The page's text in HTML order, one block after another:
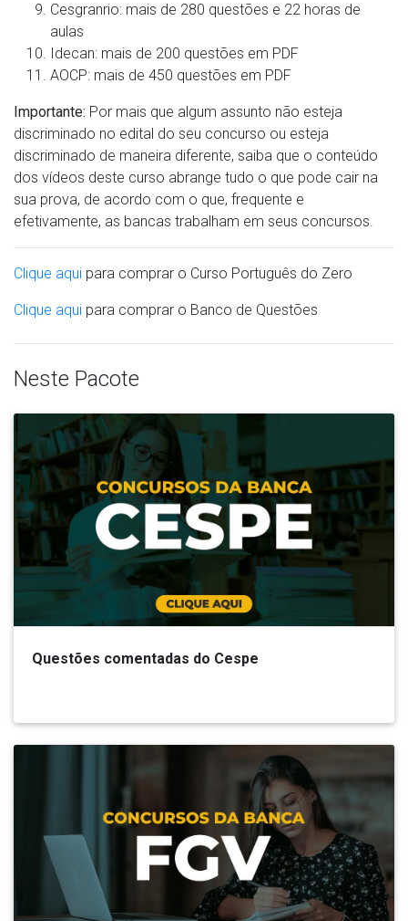
Cesgranrio: mais de 280 questões e 22 horas de
aulas
Idecan: mais de 200 questões em PDF
AOCP: mais de 450 questões em PDF
Importante: Por mais que algum assunto não esteja
discriminado no edital do seu concurso ou esteja
discriminado de maneira diferente, saiba que o conteúdo
dos vídeos deste curso abrange tudo o que pode cair na
sua prova, de acordo com o que, frequente e
efetivamente, as bancas trabalham em seus concursos.
Clique aqui para comprar o Curso Português do Zero
Clique aqui para comprar o Banco de Questões
Neste Pacote
Questões comentadas do Cespe